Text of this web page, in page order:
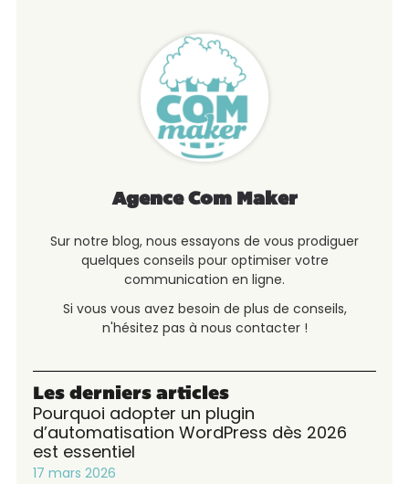
Agence Com Maker
Sur notre blog, nous essayons de vous prodiguer
quelques conseils pour optimiser votre
communication en ligne.
Si vous vous avez besoin de plus de conseils,
n'hésitez pas à nous contacter !
Les derniers articles
Pourquoi adopter un plugin
d’automatisation WordPress dès 2026
est essentiel
17 mars 2026